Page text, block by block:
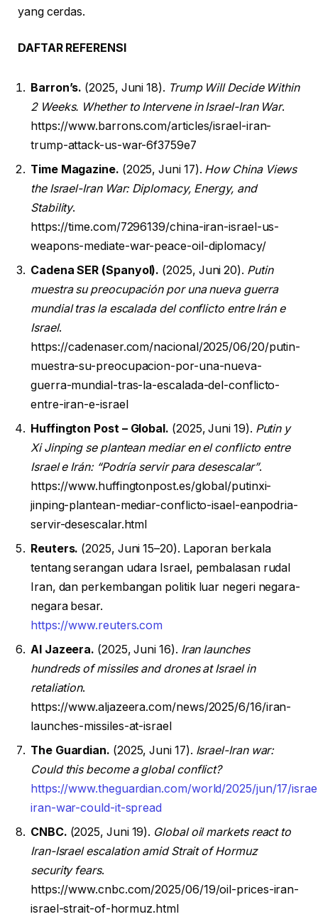
yang cerdas.
DAFTAR REFERENSI
Barron’s. (2025, Juni 18). Trump Will Decide Within
2 Weeks. Whether to Intervene in Israel-Iran War.
https://www.barrons.com/articles/israel-iran-
trump-attack-us-war-6f3759e7
Time Magazine. (2025, Juni 17). How China Views
the Israel-Iran War: Diplomacy, Energy, and
Stability.
https://time.com/7296139/china-iran-israel-us-
weapons-mediate-war-peace-oil-diplomacy/
Cadena SER (Spanyol). (2025, Juni 20). Putin
muestra su preocupación por una nueva guerra
mundial tras la escalada del conflicto entre Irán e
Israel.
https://cadenaser.com/nacional/2025/06/20/putin-
muestra-su-preocupacion-por-una-nueva-
guerra-mundial-tras-la-escalada-del-conflicto-
entre-iran-e-israel
Huffington Post – Global. (2025, Juni 19). Putin y
Xi Jinping se plantean mediar en el conflicto entre
Israel e Irán: “Podría servir para desescalar”.
https://www.huffingtonpost.es/global/putinxi-
jinping-plantean-mediar-conflicto-isael-eanpodria-
servir-desescalar.html
Reuters. (2025, Juni 15–20). Laporan berkala
tentang serangan udara Israel, pembalasan rudal
Iran, dan perkembangan politik luar negeri negara-
negara besar.
https://www.reuters.com
Al Jazeera. (2025, Juni 16). Iran launches
hundreds of missiles and drones at Israel in
retaliation.
https://www.aljazeera.com/news/2025/6/16/iran-
launches-missiles-at-israel
The Guardian. (2025, Juni 17). Israel-Iran war:
Could this become a global conflict?
https://www.theguardian.com/world/2025/jun/17/
iran-war-could-it-spread
CNBC. (2025, Juni 19). Global oil markets react to
Iran-Israel escalation amid Strait of Hormuz
security fears.
https://www.cnbc.com/2025/06/19/oil-prices-iran-
israel-strait-of-hormuz.html